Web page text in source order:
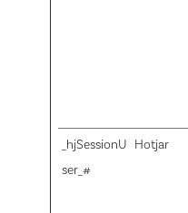
_hjSessionU
ser_#
Hotjar